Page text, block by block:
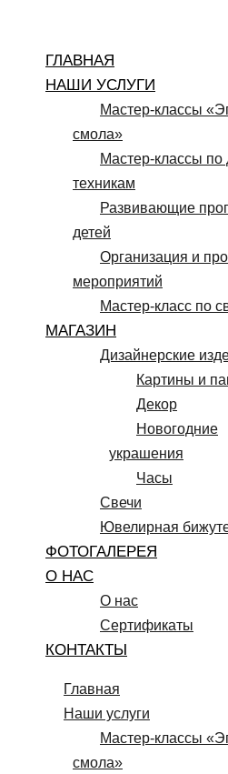
содержимому
ГЛАВНАЯ
НАШИ УСЛУГИ
Мастер-классы
смола»
Мастер-классы по
техникам
Развивающие
детей
Организация и
мероприятий
Мастер-класс по
МАГАЗИН
Дизайнерские
Картины и
Декор
Новогодние
украшения
Часы
Свечи
Ювелирная
ФОТОГАЛЕРЕЯ
О НАС
О нас
Сертификаты
КОНТАКТЫ
Главная
Наши услуги
Мастер-классы
смола»